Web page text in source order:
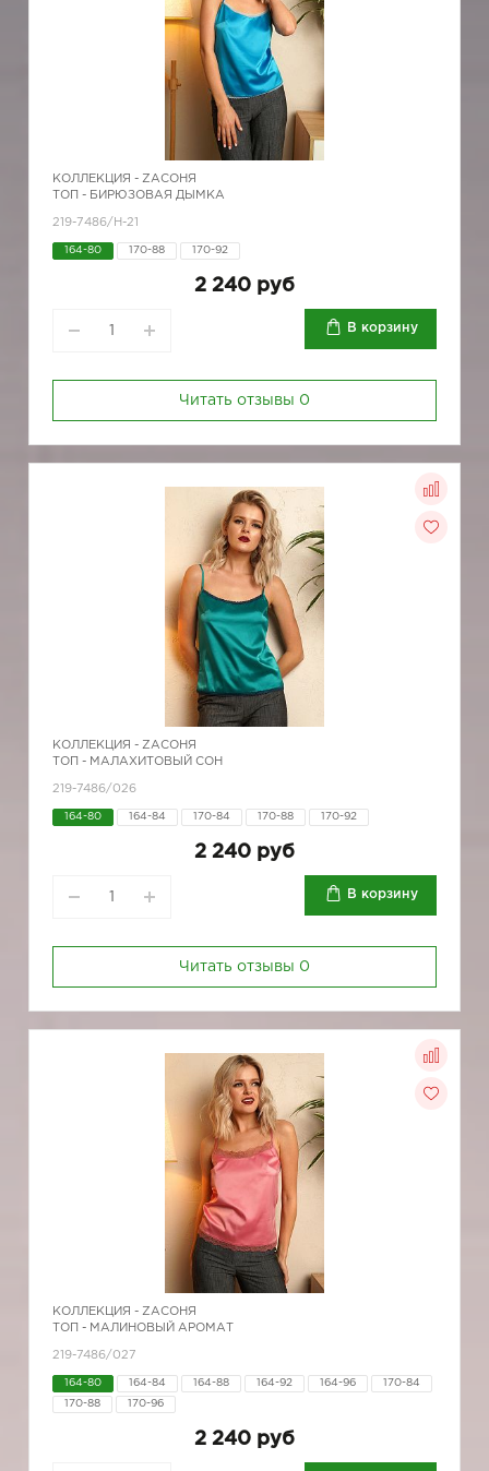
КОЛЛЕКЦИЯ - ZAСОНЯ
ТОП - БИРЮЗОВАЯ ДЫМКА
219-7486/Н-21
164-80 170-88 170-92
2 240 руб
В корзину
Читать отзывы 0
КОЛЛЕКЦИЯ - ZAСОНЯ
ТОП - МАЛАХИТОВЫЙ СОН
219-7486/026
164-80 164-84 170-84 170-88 170-92
2 240 руб
В корзину
Читать отзывы 0
КОЛЛЕКЦИЯ - ZAСОНЯ
ТОП - МАЛИНОВЫЙ АРОМАТ
219-7486/027
164-80 164-84 164-88 164-92 164-96 170-84
170-88 170-96
2 240 руб